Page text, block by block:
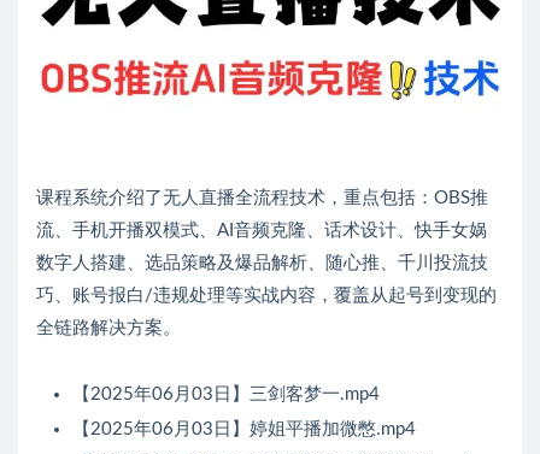
课程系统介绍了无人直播全流程技术，重点包括：OBS推
流、手机开播双模式、AI音频克隆、话术设计、快手女娲
数字人搭建、选品策略及爆品解析、随心推、千川投流技
巧、账号报白/违规处理等实战内容，覆盖从起号到变现的
全链路解决方案。
【2025年06月03日】三剑客梦一.mp4
【2025年06月03日】婷姐平播加微憋.mp4